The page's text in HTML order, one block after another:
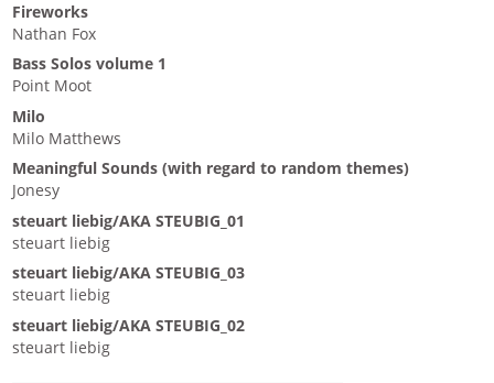
Fireworks
Nathan Fox
Bass Solos volume 1
Point Moot
Milo
Milo Matthews
Meaningful Sounds (with regard to random themes)
Jonesy
steuart liebig​/​AKA STEUBIG_01
steuart liebig
steuart liebig​​/​​AKA STEUBIG_03
steuart liebig
steuart liebig​​/​​AKA STEUBIG_02
steuart liebig